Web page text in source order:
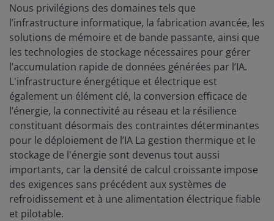
Nous privilégions des domaines tels que
l’infrastructure informatique, la fabrication avancée, les
solutions de mémoire et de bande passante, ainsi que
les technologies de stockage nécessaires pour gérer
l’accumulation rapide de données générées par l’IA.
L'infrastructure énergétique et électrique est
également un élément clé, la conversion efficace de
l’énergie, la connectivité au réseau et la résilience
constituant désormais des contraintes déterminantes
pour le déploiement de l’IA La gestion thermique et le
stockage de l'énergie sont devenus tout aussi
importants, car la densité de calcul croissante impose
des exigences sans précédent aux systèmes de
refroidissement et à une alimentation électrique fiable
et pilotable.